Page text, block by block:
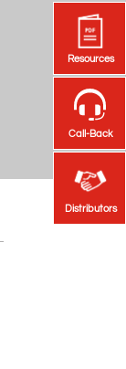
Resources
Call-Back
Distributors
Resources
Call-Back
Distributors